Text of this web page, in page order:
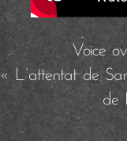
Voice
« L’attentat de
de